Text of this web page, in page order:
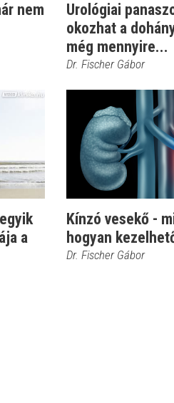
nem
Urológiai
okozhat a
még mennyire...
Dr. Fischer Gábor
a
Kínzó vesekő -
hogyan
Dr. Fischer Gábor